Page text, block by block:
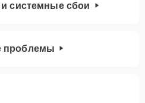
и системные сбои
проблемы